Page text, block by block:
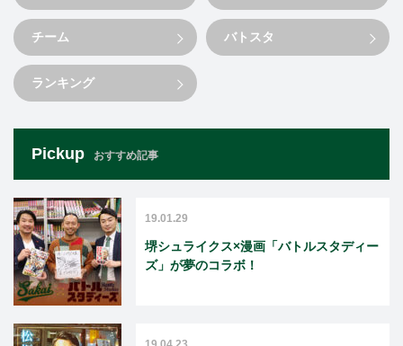
チーム バトスタ
ランキング
Pickup おすすめ記事
19.01.29
堺シュライクス×漫画「バトルスタディー
ズ」が夢のコラボ！